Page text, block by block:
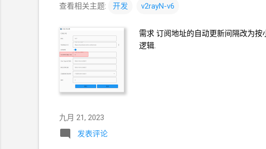
查看相关主题: 开发 v2rayN-v6
需求 订阅地址的自动更新间隔改为
逻辑.
九月 21, 2023
发表评论